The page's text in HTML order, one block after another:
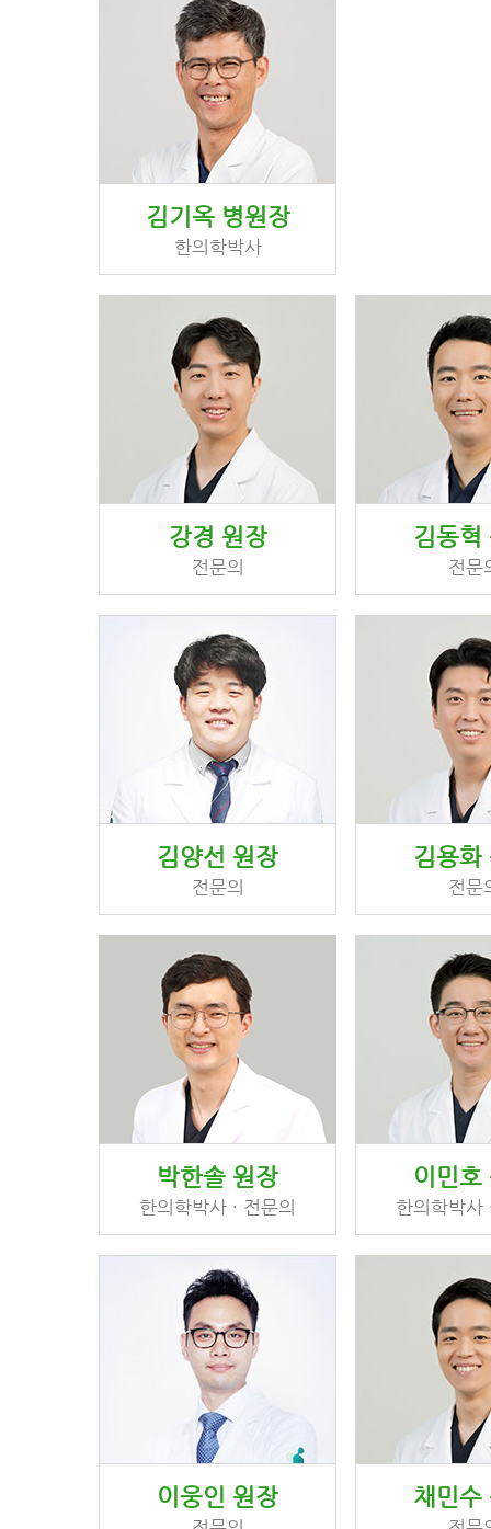
김기옥 병원장
한의학박사
강경 원장
전문의
김동혁
전문
김양선 원장
전문의
김용화
전문
박한솔 원장
한의학박사 · 전문의
이민호
한의학박사
이웅인 원장 채민수